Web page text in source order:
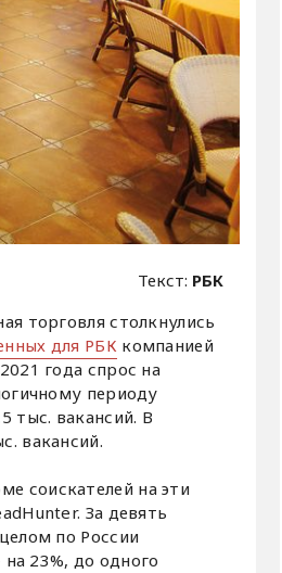
Текст: РБК
торговля столкнулись
для РБК компанией
года спрос на
периоду
тыс. вакансий. В
вакансий.
соискателей на эти
За девять
по России
23%, до одного